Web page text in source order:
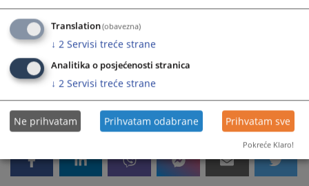
Predsjednik suda:
Prikazana vijest je na: Srpski jezik
187PREGLEDA
Translation(obavezna)
↓ 2 Servisi treće strane
Analitika o posjećenosti stranica
↓ 2 Servisi treće strane
Ne prihvatam Prihvatam odabrane Prihvatam sve
Pokreće Klaro!